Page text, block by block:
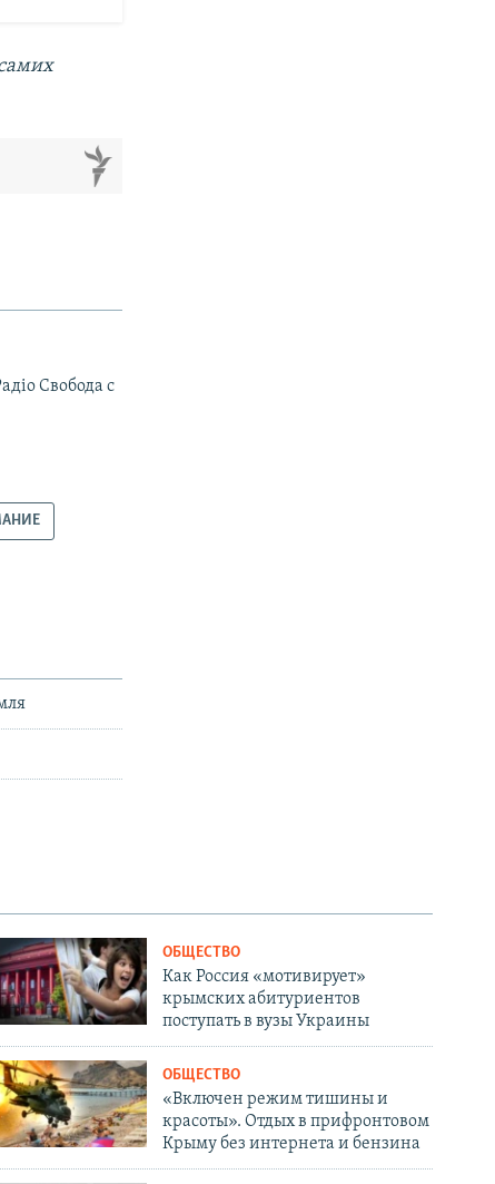
Свобода с
ОБЩЕСТВО
Как Россия «мотивирует»
крымских абитуриентов
поступать в вузы Украины
ОБЩЕСТВО
«Включен режим тишины и
красоты». Отдых в прифронтовом
Крыму без интернета и бензина